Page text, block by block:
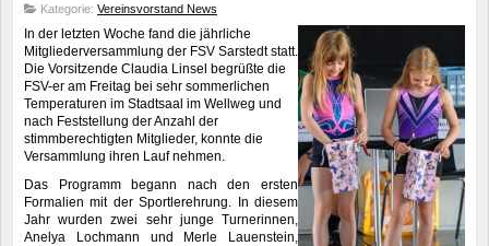
Kategorie: Vereinsvorstand News
In der letzten Woche fand die jährliche
Mitgliederversammlung der FSV Sarstedt statt.
Die Vorsitzende Claudia Linsel begrüßte die
FSV-er am Freitag bei sehr sommerlichen
Temperaturen im Stadtsaal im Wellweg und
nach Feststellung der Anzahl der
stimmberechtigten Mitglieder, konnte die
Versammlung ihren Lauf nehmen.
Das Programm begann nach den ersten
Formalien mit der Sportlerehrung. In diesem
Jahr wurden zwei sehr junge Turnerinnen,
Anelya Lochmann und Merle Lauenstein,